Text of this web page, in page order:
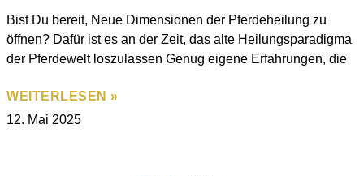
Bist Du bereit, Neue Dimensionen der Pferdeheilung zu
öffnen? Dafür ist es an der Zeit, das alte Heilungsparadigma
der Pferdewelt loszulassen Genug eigene Erfahrungen, die
WEITERLESEN »
12. Mai 2025